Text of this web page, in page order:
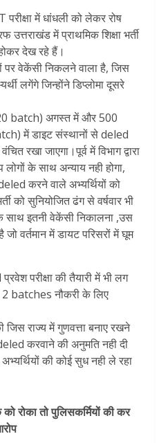
में धांधली को लेकर रोष
उत्तराखंड में प्राथमिक शिक्षा भर्ती
देख रहे हैं।
पर वेकेंसी निकलने वाला है, जिस
लगेंगे जिन्होंने डिप्लोमा दूसरे
batch) अगस्त में और 500
में डाइट संस्थानों से deled
रखा जाएगा।पूर्व में विभाग द्वारा
के साथ अन्याय नही होगा,
करने वाले अभ्यर्थियों को
को सुनियोजित ढंग से वर्षवार भी
इतनी वेकेंसी निकालना ,उस
वर्तमान में डायट परिसरों में घूम
परीक्षा की तैयारी में भी लग
batches नौकरी के लिए
राज्य में गुणवत्ता बनाए रखने
करवाने की अनुमति नही दी
की कोई सुध नही ले रहा
रोका तो पुलिसकर्मियों की कर